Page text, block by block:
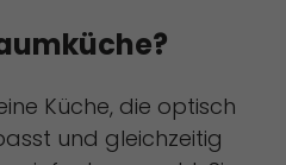
Küche, die optisch
und gleichzeitig